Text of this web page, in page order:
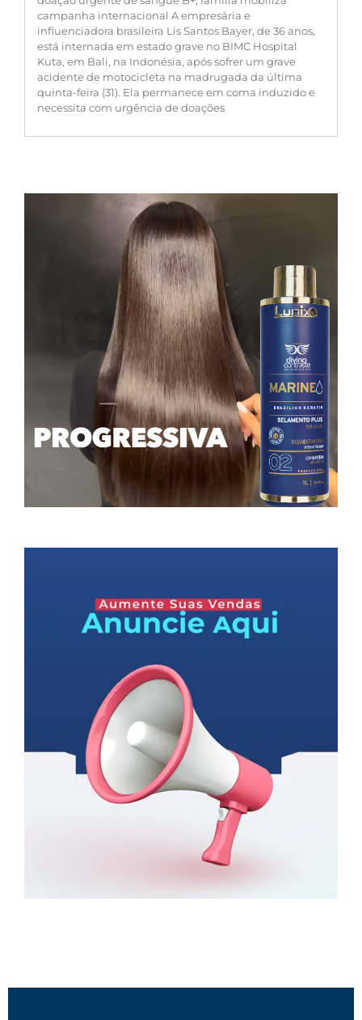
campanha internacional A empresária e
influenciadora brasileira Lis Santos Bayer, de 36 anos,
está internada em estado grave no BIMC Hospital
Kuta, em Bali, na Indonésia, após sofrer um grave
acidente de motocicleta na madrugada da última
quinta-feira (31). Ela permanece em coma induzido e
necessita com urgência de doações